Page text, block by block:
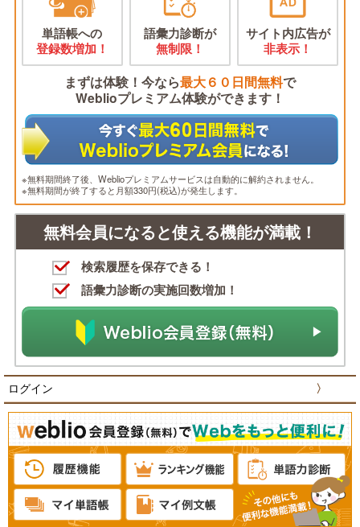
単語帳への
登録数増加！
語彙力診断が
無制限！
サイト内広告が
非表示！
まずは体験！今なら最大６０日間無料で
Weblioプレミアム体験ができます！
※無料期間終了後、Weblioプレミアムサービスは自動的に解約されません。
※無料期間が終了すると月額330円(税込)が発生します。
無料会員になると使える機能が満載！
検索履歴を保存できる！
語彙力診断の実施回数増加！
ログイン 〉